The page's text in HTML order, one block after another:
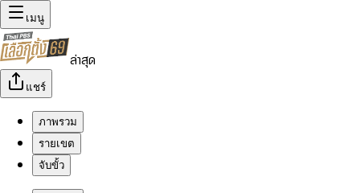
เมนู
ล่าสุด
แชร์
ภาพรวม
รายเขต
จับขั้ว